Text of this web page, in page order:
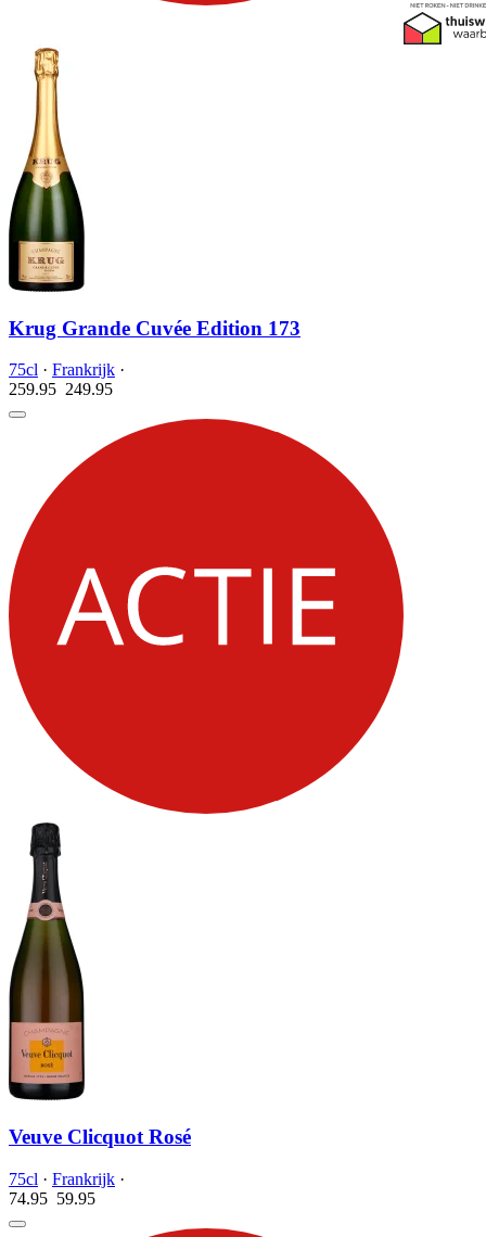
Krug Grande Cuvée Edition 173
75cl · Frankrijk ·
259.95 249.95
Veuve Clicquot Rosé
75cl · Frankrijk ·
74.95 59.95